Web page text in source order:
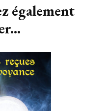
également